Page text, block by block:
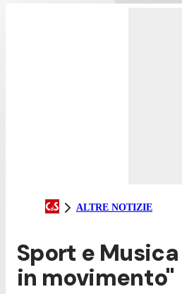
ALTRE NOTIZIE
Sport e
in movimento"